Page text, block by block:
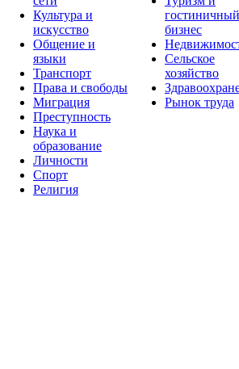
Культура и
искусство
Общение и
языки
Транспорт
Права и свободы
Миграция
Преступность
Наука и
образование
Личности
Спорт
Религия
гостиничный
бизнес
Сельское
хозяйство
Рынок труда